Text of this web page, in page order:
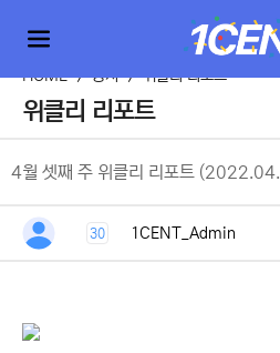
HOME > 공지 > 위클리 리포트
위클리 리포트
4월 셋째 주 위클리 리포트
30 1CENT_Admin